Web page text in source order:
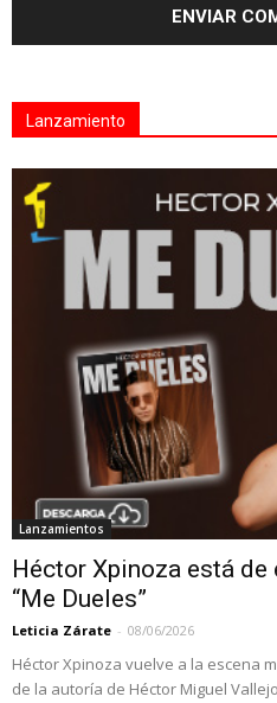
Lanzamiento
Lanzamientos
Héctor Xpinoza está
“Me Dueles”
Leticia Zárate - 08/06/2026
Héctor Xpinoza vuelve a la escena
de la autoría de Héctor Miguel